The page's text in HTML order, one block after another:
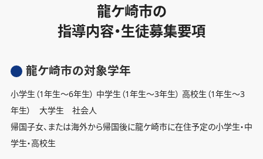
龍ケ崎市の
指導内容・生徒募集要項
龍ケ崎市の対象学年
小学生（1年生〜6年生） 中学生（1年生〜3年生） 高校生（1年生〜3
年生） 大学生 社会人
帰国子女、または海外から帰国後に龍ケ崎市に在住予定の小学生・中
学生・高校生